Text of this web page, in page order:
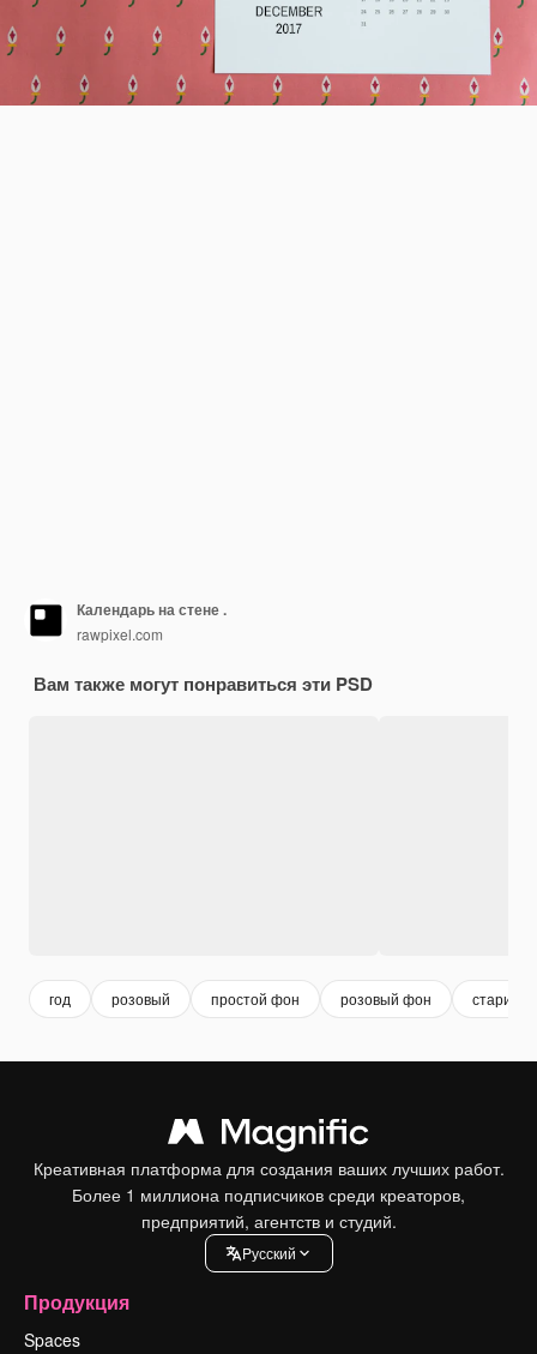
Календарь на стене .
rawpixel.com
Вам также могут понравиться эти PSD
год розовый простой фон розовый фон старина
Креативная платформа для создания ваших лучших работ.
Более 1 миллиона подписчиков среди креаторов,
предприятий, агентств и студий.
Pусский
Продукция
Spaces